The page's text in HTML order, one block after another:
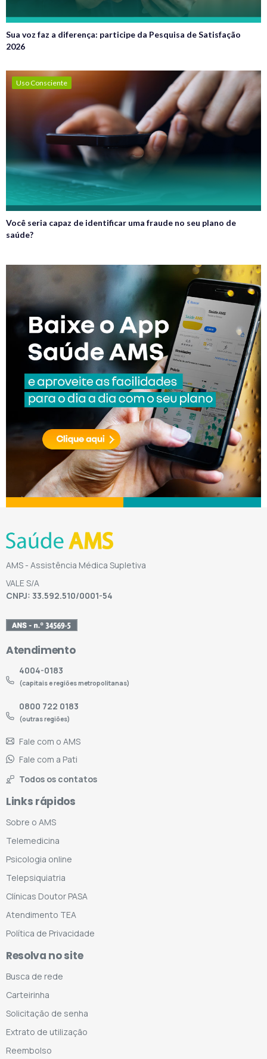
Sua voz faz a diferença: participe da Pesquisa de Satisfação
2026
Uso Consciente
Você seria capaz de identificar uma fraude no seu plano de
saúde?
AMS - Assistência Médica Supletiva
VALE S/A
CNPJ: 33.592.510/0001-54
Atendimento
4004-0183
(capitais e regiões metropolitanas)
0800 722 0183
(outras regiões)
Fale com o AMS
Fale com a Pati
Todos os contatos
Links rápidos
Sobre o AMS
Telemedicina
Psicologia online
Telepsiquiatria
Clínicas Doutor PASA
Atendimento TEA
Política de Privacidade
Resolva no site
Busca de rede
Carteirinha
Solicitação de senha
Extrato de utilização
Reembolso